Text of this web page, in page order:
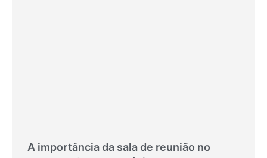
A importância da sala de reunião no